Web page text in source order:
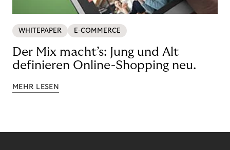
WHITEPAPER E-COMMERCE
Der Mix macht’s: Jung und Alt
definieren Online-Shopping neu.
MEHR LESEN